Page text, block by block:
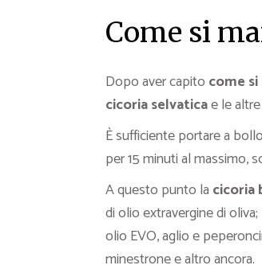
Come si
Dopo aver capito come
cicoria selvaticae le
È sufficiente portare a
per 15 minuti al massimo,
A questo punto la cicoria
di olio extravergine di
olio EVO, aglio e
minestrone e altro ancora.